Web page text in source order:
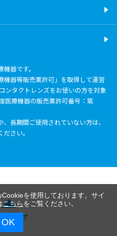
器です。
機器等販売業許可」を取得して運営
ンタクトレンズをお使いの方を対象
医療機器の販売業許可番号：第
長期間ご使用されていない方は、
さい。
ジトップ
を使用しております。サイ
こちらをご覧ください。
OK